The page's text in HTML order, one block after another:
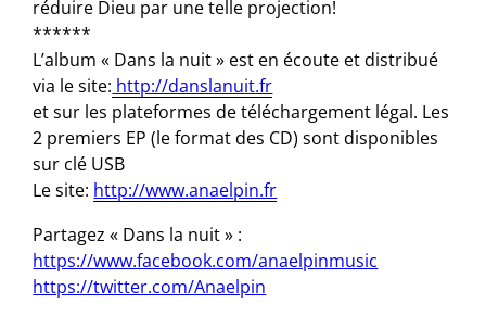
réduire Dieu par une telle projection!
******
L’album « Dans la nuit » est en écoute et distribué
via le site: http://danslanuit.fr
et sur les plateformes de téléchargement légal. Les
2 premiers EP (le format des CD) sont disponibles
sur clé USB
Le site: http://www.anaelpin.fr
Partagez « Dans la nuit » :
https://www.facebook.com/anaelpinmusic
https://twitter.com/Anaelpin